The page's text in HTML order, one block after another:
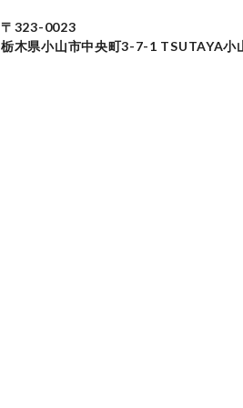
〒323-0023
栃木県小山市中央町3-7-1 TSUTAYA小